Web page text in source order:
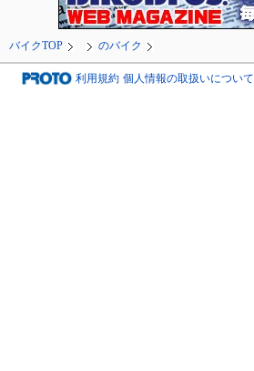
バイクTOP のバイク
利用規約 個人情報の取扱いについて